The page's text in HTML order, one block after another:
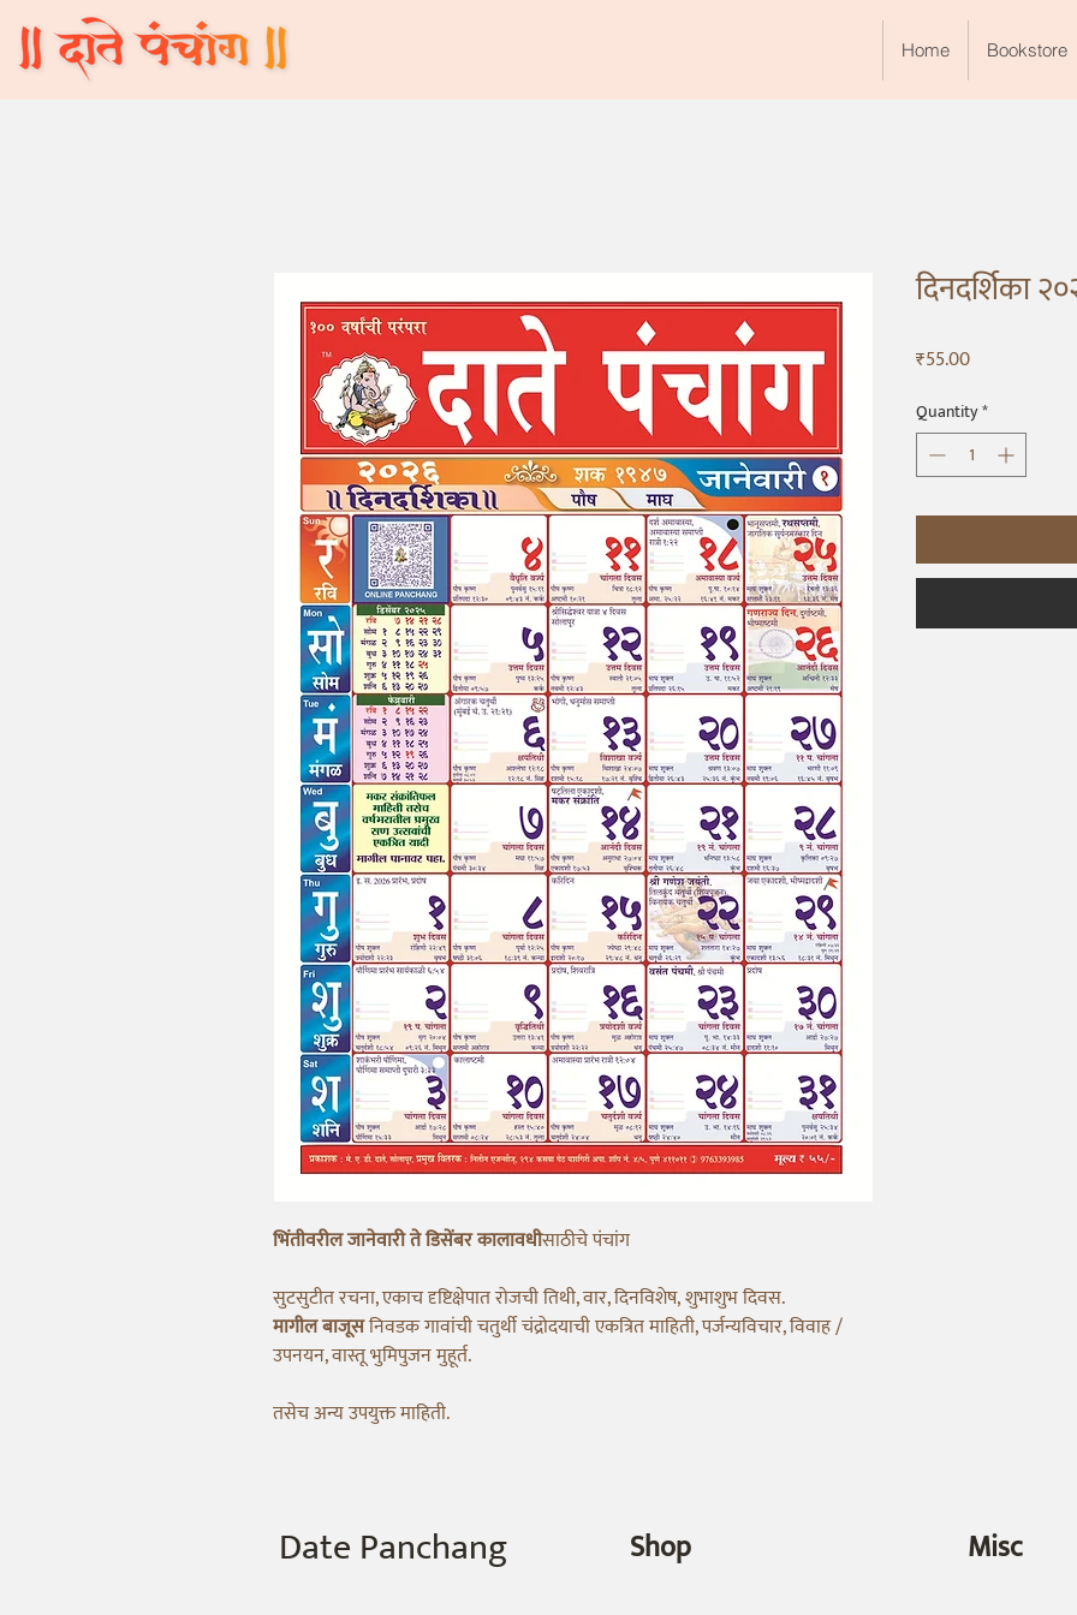
Home Bookstore
भिंतीवरील जानेवारी ते डिसेंबर कालावधीसाठीचे पंचांग
सुटसुटीत रचना, एकाच दृष्टिक्षेपात रोजची तिथी, वार, दिनविशेष, शुभाशुभ दिवस.
मागील बाजूसनिवडक गावांची चतुर्थी चंद्रोदयाची एकत्रित माहिती, पर्जन्यविचार, विवाह /
उपनयन, वास्तू भुमिपुजन मुहूर्त.
तसेच अन्य उपयुक्त माहिती.
दिनदर्शिका
₹55.00Price
Quantity*
Date Panchang Shop Misc